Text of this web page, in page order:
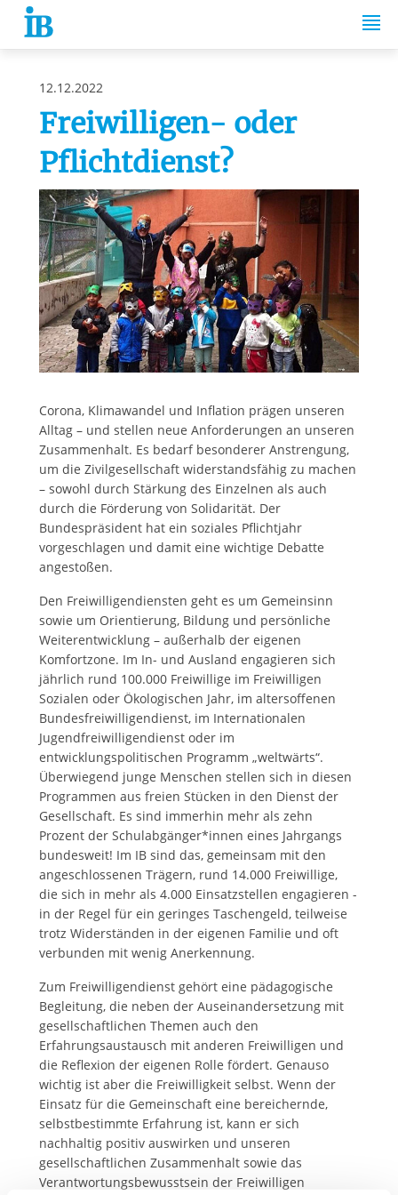
Springe zum Inhalt
12.12.2022
Freiwilligen- oder
Pflichtdienst?
Corona, Klimawandel und Inflation prägen unseren
Alltag – und stellen neue Anforderungen an unseren
Zusammenhalt. Es bedarf besonderer Anstrengung,
um die Zivilgesellschaft widerstandsfähig zu machen
– sowohl durch Stärkung des Einzelnen als auch
durch die Förderung von Solidarität. Der
Bundespräsident hat ein soziales Pflichtjahr
vorgeschlagen und damit eine wichtige Debatte
angestoßen.
Den Freiwilligendiensten geht es um Gemeinsinn
sowie um Orientierung, Bildung und persönliche
Weiterentwicklung – außerhalb der eigenen
Komfortzone. Im In- und Ausland engagieren sich
jährlich rund 100.000 Freiwillige im Freiwilligen
Sozialen oder Ökologischen Jahr, im altersoffenen
Bundesfreiwilligendienst, im Internationalen
Jugendfreiwilligendienst oder im
entwicklungspolitischen Programm „weltwärts“.
Überwiegend junge Menschen stellen sich in diesen
Programmen aus freien Stücken in den Dienst der
Gesellschaft. Es sind immerhin mehr als zehn
Prozent der Schulabgänger*innen eines Jahrgangs
bundesweit! Im IB sind das, gemeinsam mit den
angeschlossenen Trägern, rund 14.000 Freiwillige,
die sich in mehr als 4.000 Einsatzstellen engagieren -
in der Regel für ein geringes Taschengeld, teilweise
trotz Widerständen in der eigenen Familie und oft
verbunden mit wenig Anerkennung.
Zum Freiwilligendienst gehört eine pädagogische
Begleitung, die neben der Auseinandersetzung mit
gesellschaftlichen Themen auch den
Erfahrungsaustausch mit anderen Freiwilligen und
die Reflexion der eigenen Rolle fördert. Genauso
wichtig ist aber die Freiwilligkeit selbst. Wenn der
Einsatz für die Gemeinschaft eine bereichernde,
selbstbestimmte Erfahrung ist, kann er sich
nachhaltig positiv auswirken und unseren
gesellschaftlichen Zusammenhalt sowie das
Verantwortungsbewusstsein der Freiwilligen